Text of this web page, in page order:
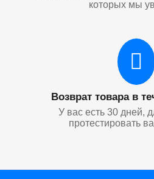
которых мы
Возврат товара в
У вас есть 30 дней,
протестировать